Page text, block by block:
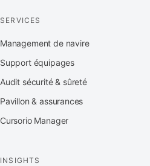
SERVICES
Management de navire
Support équipages
Audit sécurité & sûreté
Pavillon & assurances
Cursorio Manager
INSIGHTS